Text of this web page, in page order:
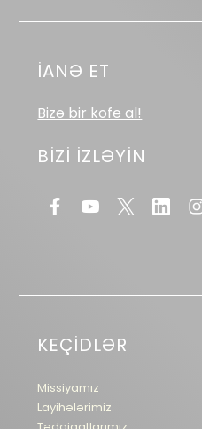
İANƏ ET
Bizə bir kofe al!
BİZİ İZLƏYİN
KEÇİDLƏR
Missiyamız
Layihələrimiz